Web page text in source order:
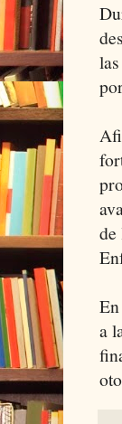
de
a